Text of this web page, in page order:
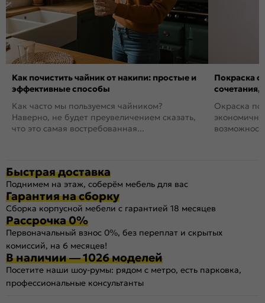
Как почистить чайник от накипи: простые и
эффективные способы
Как часто мы пользуемся чайником?
Наверно, не будет преувеличением сказать,
что это самая востребованная...
Покраска
сочетания,
Окраска
Быстрая доставка
Поднимем на этаж, соберём мебель для вас
Гарантия на сборку
Сборка корпусной мебели с гарантией 18 месяцев
Рассрочка 0%
Первоначальный взнос 0%, без переплат и скрытых
комиссий, на 6 месяцев!
В наличии — 1026 моделей
Посетите наши шоу-румы: рядом с метро, есть парковка,
профессиональные консультанты